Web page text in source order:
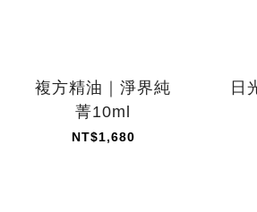
複方精油｜淨界純
菁10ml
NT$1,680
日